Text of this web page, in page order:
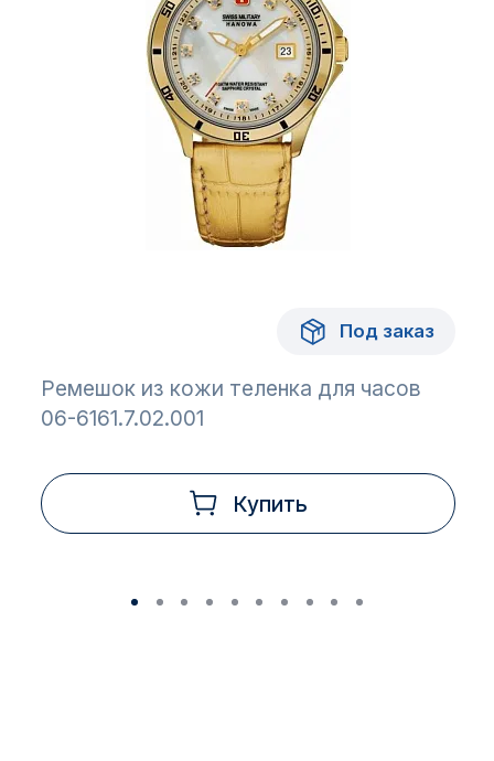
Под заказ
Ремешок из кожи теленка для часов
06-6161.7.02.001
Купить